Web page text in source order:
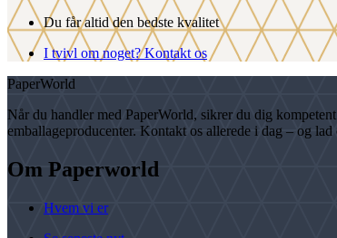
Du får altid den bedste kvalitet
I tvivl om noget? Kontakt os
PaperWorld
Når du handler med PaperWorld, sikrer du dig
emballageproducenter. Kontakt os allerede i dag – og
Om Paperworld
Hvem vi er